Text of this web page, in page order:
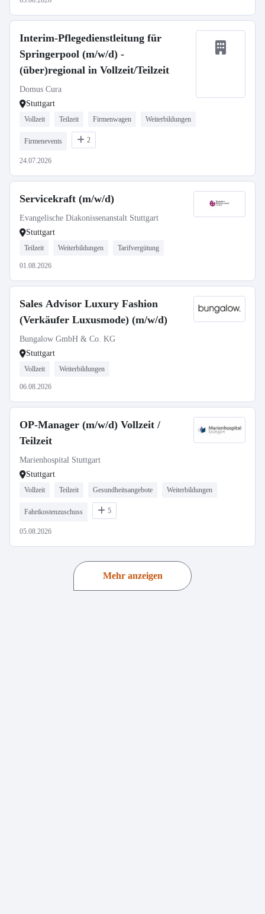
Interim-Pflegedienstleitung für
Springerpool (m/w/d) -
(über)regional in Vollzeit/Teilzeit
Domus Cura
Stuttgart
Vollzeit Teilzeit Firmenwagen Weiterbildungen
Firmenevents 2
24.07.2026
Servicekraft (m/w/d)
Evangelische Diakonissenanstalt Stuttgart
Stuttgart
Teilzeit Weiterbildungen Tarifvergütung
01.08.2026
Sales Advisor Luxury Fashion
(Verkäufer Luxusmode) (m/w/d)
Bungalow GmbH & Co. KG
Stuttgart
Vollzeit Weiterbildungen
06.08.2026
OP-Manager (m/w/d) Vollzeit /
Teilzeit
Marienhospital Stuttgart
Stuttgart
Vollzeit Teilzeit Gesundheitsangebote Weiterbildungen
Fahrtkostenzuschuss 5
05.08.2026
Mehr anzeigen